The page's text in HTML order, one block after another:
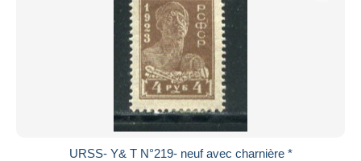
URSS- Y& T N°219- neuf avec charnière *